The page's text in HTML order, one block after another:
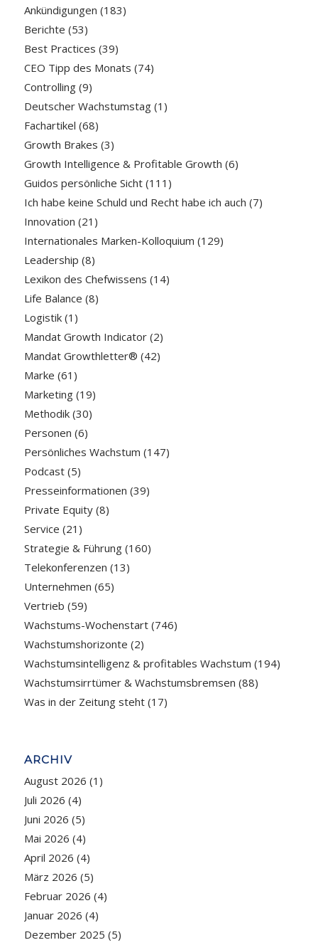
Ankündigungen (183)
Berichte (53)
Best Practices (39)
CEO Tipp des Monats (74)
Controlling(9)
Deutscher Wachstumstag(1)
Fachartikel (68)
Growth Brakes (3)
Growth Intelligence & Profitable Growth (6)
Guidos persönliche Sicht(111)
Ich habe keine Schuld und Recht habe ich auch (7)
Innovation (21)
Internationales Marken-Kolloquium (129)
Leadership (8)
Lexikon des Chefwissens (14)
Life Balance (8)
Logistik(1)
Mandat Growth Indicator(2)
Mandat Growthletter® (42)
Marke (61)
Marketing(19)
Methodik(30)
Personen (6)
Persönliches Wachstum (147)
Podcast(5)
Presseinformationen (39)
Private Equity(8)
Service (21)
Strategie & Führung(160)
Telekonferenzen (13)
Unternehmen (65)
Vertrieb (59)
Wachstums-Wochenstart(746)
Wachstumshorizonte (2)
Wachstumsintelligenz & profitables Wachstum (194)
Wachstumsirrtümer & Wachstumsbremsen (88)
Was in der Zeitung steht(17)
ARCHIV
August 2026 (1)
Juli 2026 (4)
Juni 2026 (5)
Mai 2026 (4)
April 2026 (4)
März 2026 (5)
Februar 2026 (4)
Januar 2026 (4)
Dezember 2025 (5)